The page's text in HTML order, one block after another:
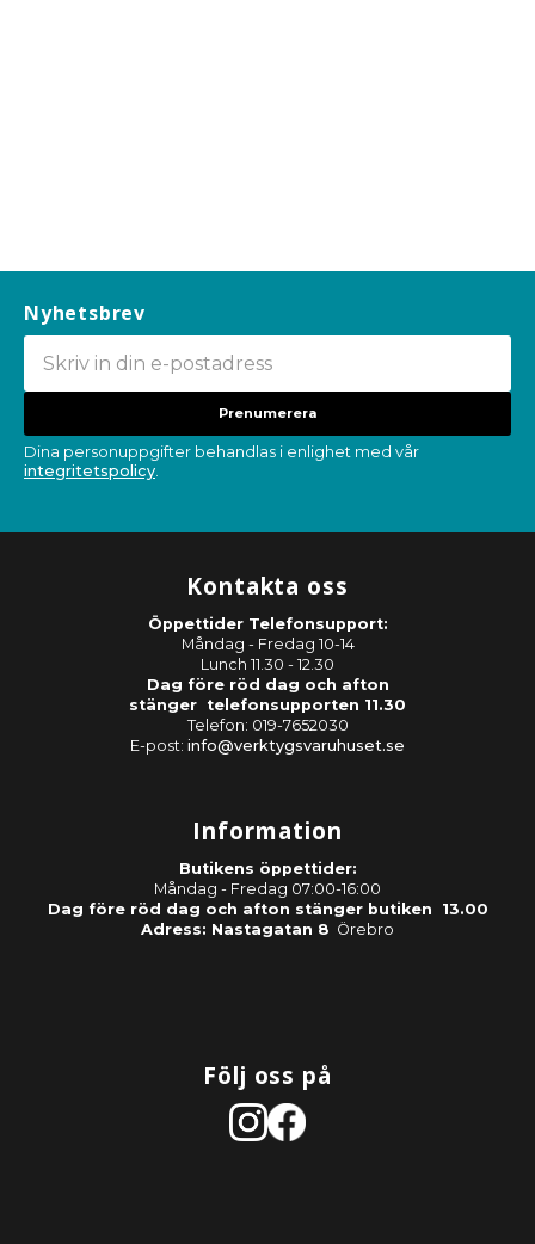
Nyhetsbrev
Prenumerera
Dina personuppgifter behandlas i enlighet med vår
integritetspolicy.
Kontakta oss
Öppettider Telefonsupport:
Måndag - Fredag 10-14
Lunch 11.30 - 12.30
Dag före röd dag och afton
stänger telefonsupporten 11.30
Telefon: 019-7652030
E-post: info@verktygsvaruhuset.se
Information
Butikens öppettider:
Måndag - Fredag 07:00-16:00
Dag före röd dag och afton stänger butiken 13.00
Adress: Nastagatan 8 Örebro
Följ oss på